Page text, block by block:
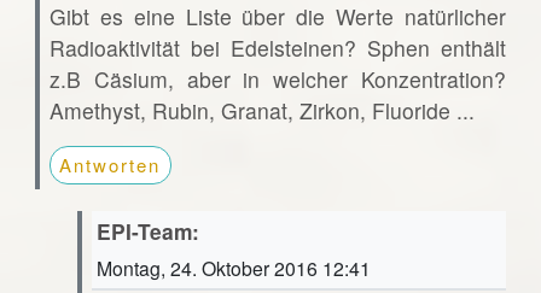
Gibt es eine Liste über die Werte natürlicher
Radioaktivität bei Edelsteinen? Sphen enthält
z.B Cäsium, aber in welcher Konzentration?
Amethyst, Rubin, Granat, Zirkon, Fluoride ...
Antworten
EPI-Team:
Montag, 24. Oktober 2016 12:41